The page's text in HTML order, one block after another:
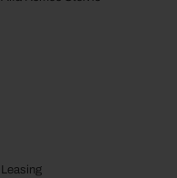
Leasing